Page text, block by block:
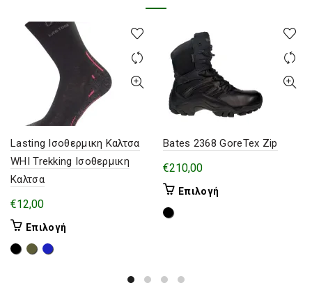
Lasting Ισοθερμικη Καλτσα
WHI Trekking Ισοθερμικη
Καλτσα
€12,00
Επιλογή
Bates 2368 GoreTex Zip
€210,00
Επιλογή